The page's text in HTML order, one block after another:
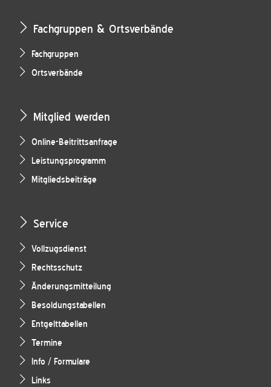
Fachgruppen & Ortsverbände
Fachgruppen
Ortsverbände
Mitglied werden
Online-Beitrittsanfrage
Leistungsprogramm
Mitgliedsbeiträge
Service
Vollzugsdienst
Rechtsschutz
Änderungsmitteilung
Besoldungstabellen
Entgelttabellen
Termine
Info / Formulare
Links